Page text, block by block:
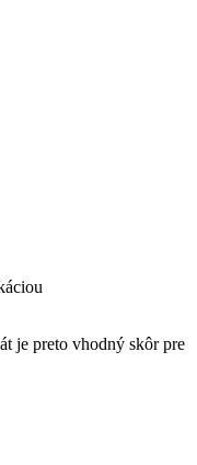
je preto vhodný skôr pre